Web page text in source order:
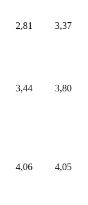
2,81 3,37
3,44 3,80
4,06 4,05